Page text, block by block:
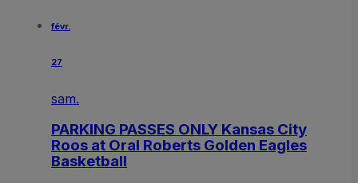
févr.
27
sam.
PARKING PASSES ONLY Kansas City
Roos at Oral Roberts Golden Eagles
Basketball